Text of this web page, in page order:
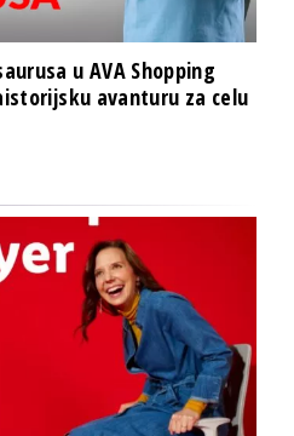
u AVA Shopping
avanturu za celu